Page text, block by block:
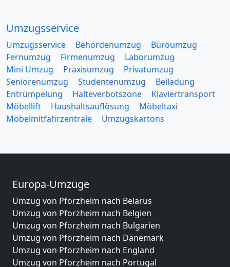
Umzugsservice
Umzugsservice Behördenumzug
Büroumzug
Fernumzug
Firmenumzug
Laborumzug
Mini Umzug
Praxisumzug
Privatumzug
Seniorenumzug
Studentenumzug
Beiladung
Entrümpelung
Halteverbotszone
Klaviertransport
Möbellift
Haushaltsauflösung
Möbeltaxi
Möbelmitfahrzentrale
Umzugskartons
Europa-Umzüge
Umzug von Pforzheim nach Belarus
Umzug von Pforzheim nach Belgien
Umzug von Pforzheim nach Bulgarien
Umzug von Pforzheim nach Dänemark
Umzug von Pforzheim nach England
Umzug von Pforzheim nach Portugal